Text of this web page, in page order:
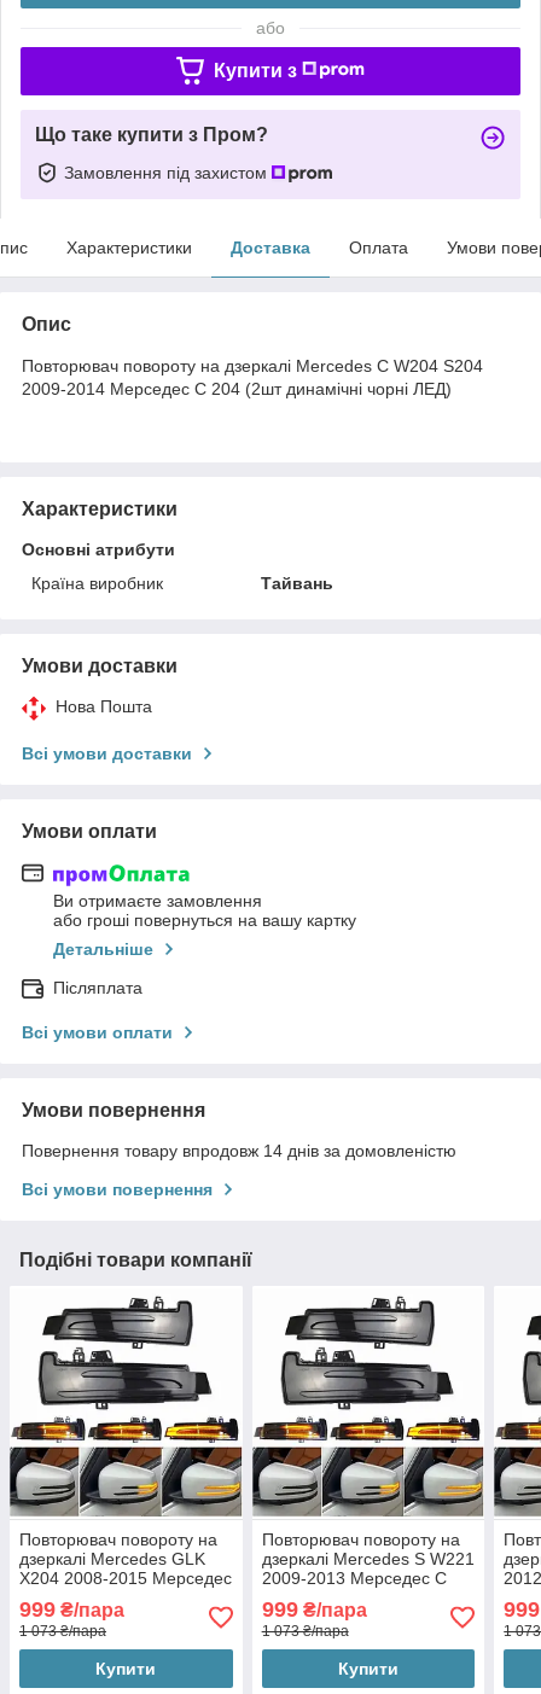
або
Купити з
Що таке купити з Пром?
Замовлення під захистом
Характеристики Доставка Оплата Умови
Опис
Повторювач повороту на дзеркалі Mercedes C W204 S204
2009-2014 Мерседес С 204 (2шт динамічні чорні ЛЕД)
Характеристики
Основні атрибути
Країна виробник
Тайвань
Умови доставки
Нова Пошта
Всі умови доставки
Умови оплати
Ви отримаєте замовлення
або гроші повернуться на вашу картку
Детальніше
Післяплата
Всі умови оплати
Умови повернення
Повернення товару впродовж 14 днів за домовленістю
Всі умови повернення
Подібні товари компанії
Повторювач повороту на
дзеркалі Mercedes GLK
X204 2008-2015 Мерседес
чорні ЛЕД)
999 ₴/пара
1 073 ₴/пара
Купити
Повторювач повороту на
дзеркалі Mercedes S W221
2009-2013 Мерседес С
ЛЕД)
999₴/пара
1 073 ₴/пара
Купити
999
1